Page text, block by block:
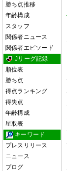
勝ち点推移
年齢構成
スタッフ
関係者ニュース
関係者エピソード
Jリーグ記録
順位表
勝ち点
得点ランキング
得失点
年齢構成
星取表
キーワード
プレスリリース
ニュース
ブログ